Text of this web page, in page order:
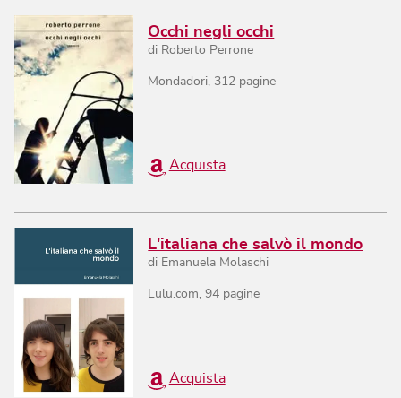
Occhi negli occhi
di Roberto Perrone
Mondadori, 312 pagine
Acquista
L'italiana che salvò il mondo
di Emanuela Molaschi
Lulu.com,94 pagine
Acquista